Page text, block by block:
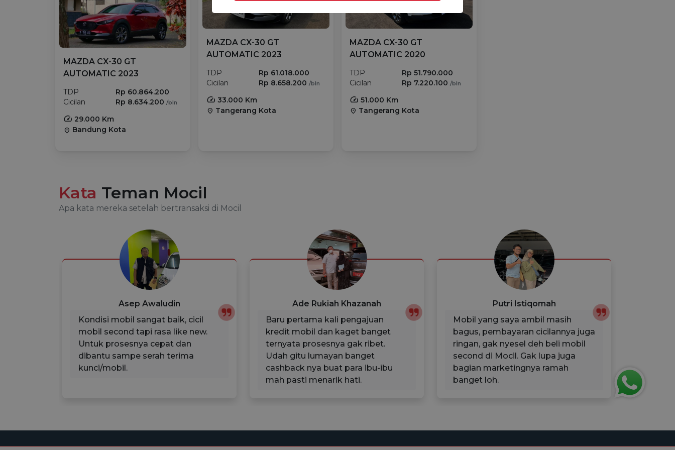
MAZDA CX-30 GT
AUTOMATIC 2023
TDP
Rp 60.864.200
Cicilan
Rp 8.634.200/bln
29.000 Km
location_on Bandung Kota
MAZDA CX-30 GT
AUTOMATIC 2023
TDP
Rp 61.018.000
Cicilan
Rp 8.658.200/bln
33.000 Km
location_on Tangerang Kota
MAZDA CX-30 GT
AUTOMATIC 2020
TDP
Rp 51.790.000
Cicilan
Rp 7.220.100/bln
51.000 Km
location_on Tangerang Kota
Kata Teman Mocil
Apa kata mereka setelah bertransaksi di Mocil
Asep Awaludin
Kondisi mobil sangat baik, cicil
mobil second tapi rasa like new.
Untuk prosesnya cepat dan
dibantu sampe serah terima
kunci/mobil.
Ade Rukiah Khazanah
Baru pertama kali pengajuan
kredit mobil dan kaget banget
ternyata prosesnya gak ribet.
Udah gitu lumayan banget
cashback nya buat para ibu-ibu
mah pasti menarik hati.
Putri Istiqomah
Mobil yang saya ambil masih
bagus, pembayaran cicilannya juga
ringan, gak nyesel deh beli mobil
second di Mocil. Gak lupa juga
bagian marketingnya ramah
banget loh.